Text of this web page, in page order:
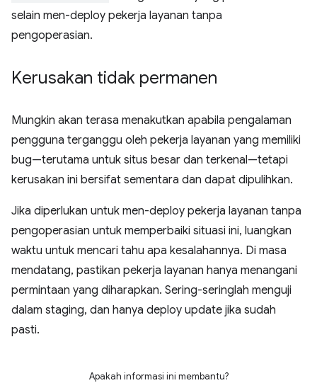
selain men-deploy pekerja layanan tanpa
pengoperasian.
Kerusakan tidak permanen
Mungkin akan terasa menakutkan apabila pengalaman
pengguna terganggu oleh pekerja layanan yang memiliki
bug—terutama untuk situs besar dan terkenal—tetapi
kerusakan ini bersifat sementara dan dapat dipulihkan.
Jika diperlukan untuk men-deploy pekerja layanan tanpa
pengoperasian untuk memperbaiki situasi ini, luangkan
waktu untuk mencari tahu apa kesalahannya. Di masa
mendatang, pastikan pekerja layanan hanya menangani
permintaan yang diharapkan. Sering-seringlah menguji
dalam staging, dan hanya deploy update jika sudah
pasti.
Apakah informasi ini membantu?